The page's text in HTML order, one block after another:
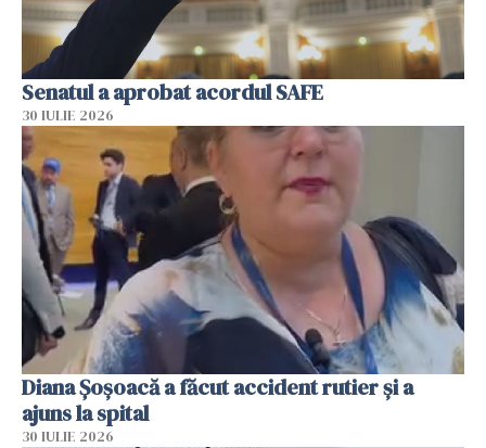
Senatul a aprobat acordul SAFE
30 IULIE 2026
Diana Șoșoacă a făcut accident rutier și a
ajuns la spital
30 IULIE 2026